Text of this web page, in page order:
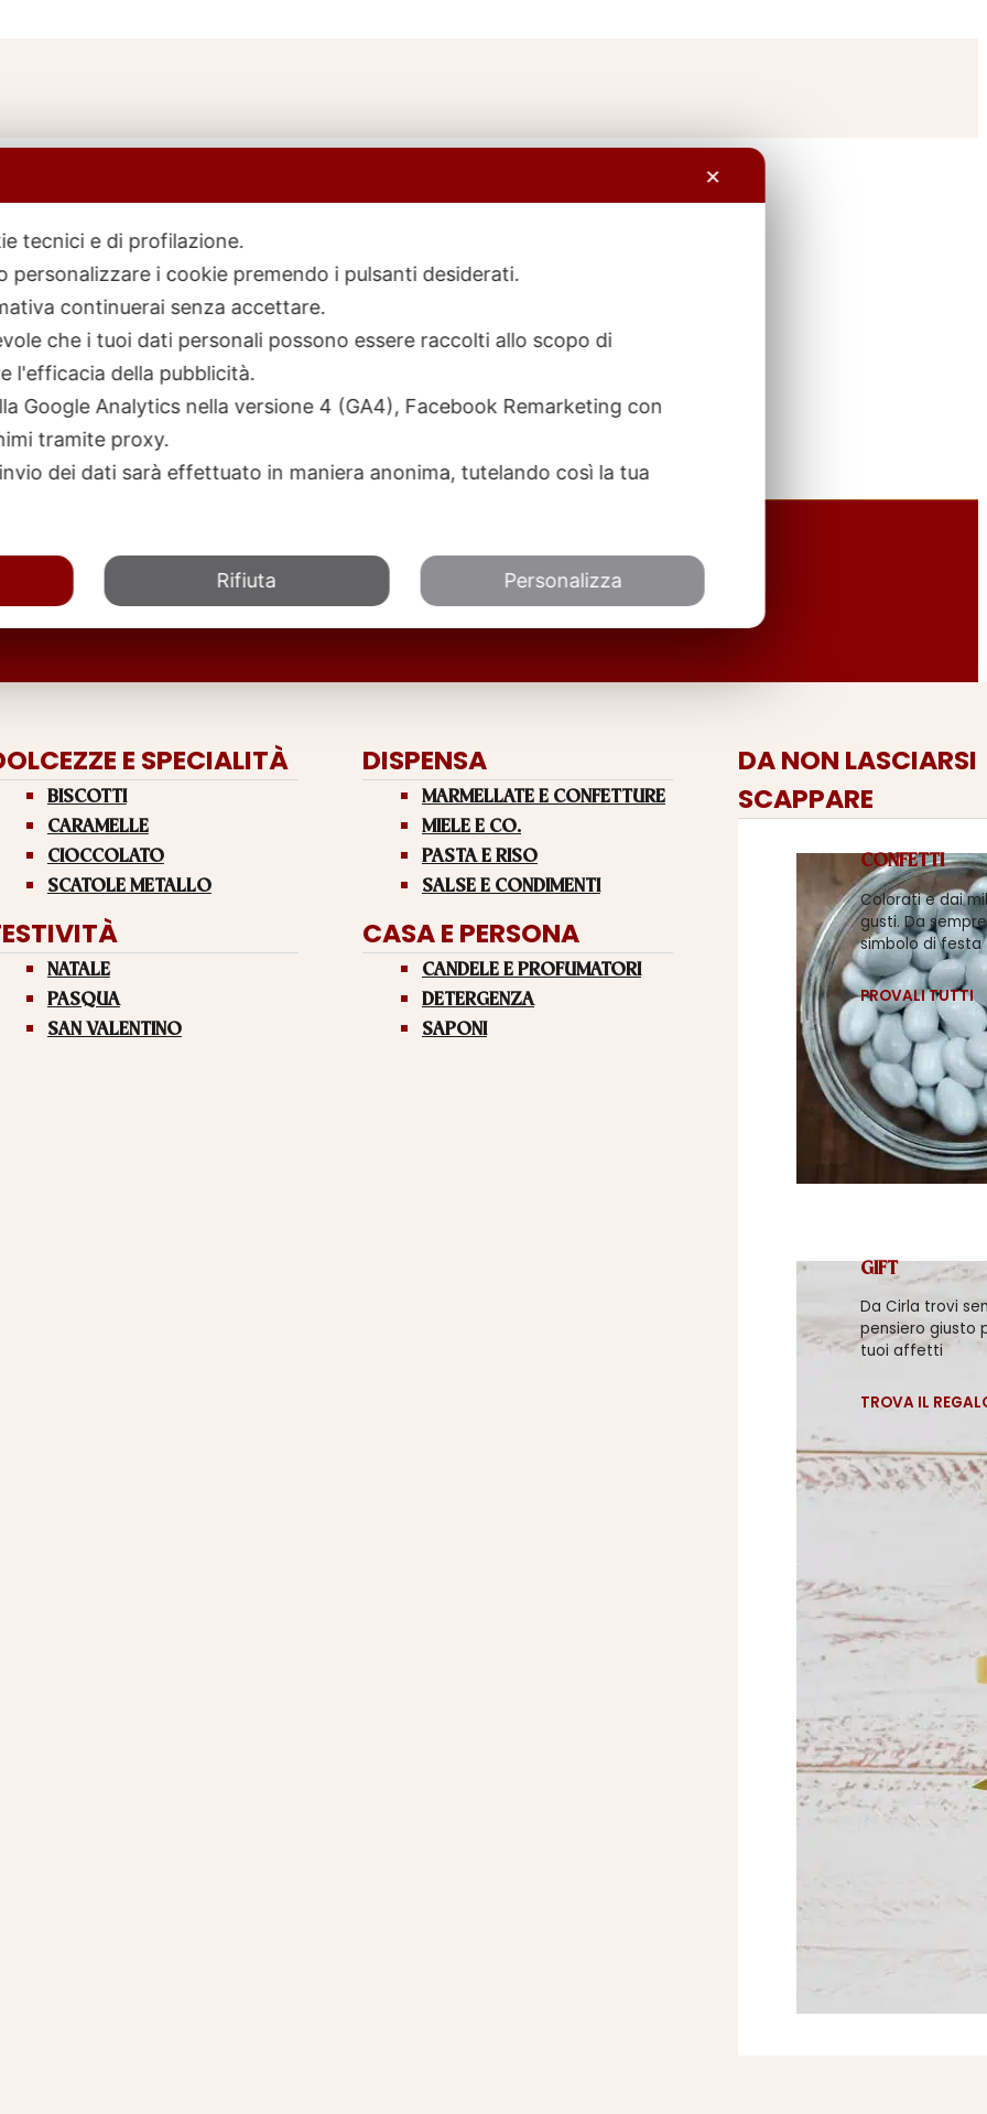
E SPECIALITÀ
BISCOTTI
CARAMELLE
CIOCCOLATO
SCATOLE METALLO
NATALE
PASQUA
SAN VALENTINO
DISPENSA
MARMELLATE E CONFETTURE
MIELE E CO.
PASTA E RISO
SALSE E CONDIMENTI
CASA E PERSONA
CANDELE E PROFUMATORI
DETERGENZA
SAPONI
DA NON LASCIARSI
SCAPPARE
CONFETTI
Colorati e dai
gusti. Da sempre
simbolo di festa
PROVALI TUTTI
GIFT
Da Cirla trovi
pensiero giusto
tuoi affetti
TROVA IL
✕
tecnici e di profilazione.
personalizzare i cookie premendo i pulsanti desiderati.
continuerai senza accettare.
che i tuoi dati personali possono essere raccolti allo scopo di
l'efficacia della pubblicità.
Google Analytics nella versione 4 (GA4), Facebook Remarketing con
tramite proxy.
dei dati sarà effettuato in maniera anonima, tutelando così la tua
Rifiuta Personalizza